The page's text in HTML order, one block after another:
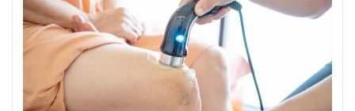
São
Paulo
Inicia
2025
com
Crescimento